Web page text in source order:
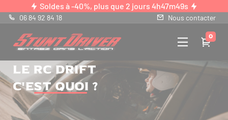
Soldes à -40%, plus que 2 jours 4h47m48s
06 84 92 84 18 Nous contacter
0
Le RC Drift
C'est quoi ?
Panneau de gestion des cookies